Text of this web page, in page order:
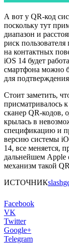
А вот у QR-код
поскольку тут
диапазон и
риск
на контактных
iOS 14 будет
смартфона можно
для
Стоит заметить,
присматривалось
сканер QR-кодов,
крылась в
спецификацию и
версию системы
14, все меняется,
дальнейшем Apple
механизм такой
ИСТОЧНИК
Facebook
VK
Twitter
Google+
Telegram